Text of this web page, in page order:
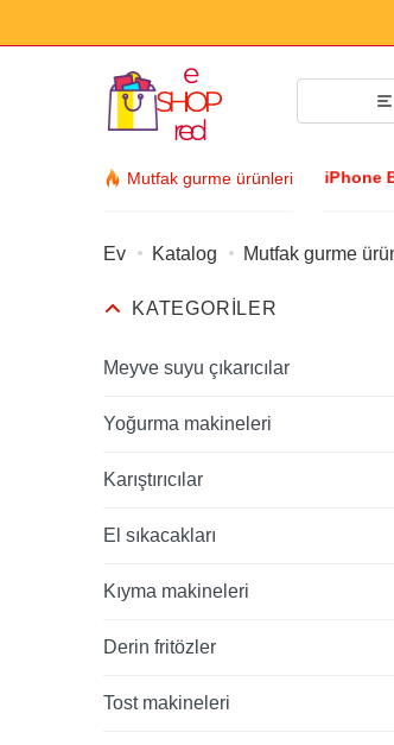
Mutfak gurme ürünleri iPhone
Ev Katalog Mutfak gurme
KATEGORILER
Meyve suyu çıkarıcılar
Yoğurma makineleri
Karıştırıcılar
El sıkacakları
Kıyma makineleri
Derin fritözler
Tost makineleri